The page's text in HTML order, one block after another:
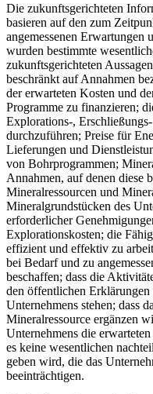
Die zukunftsgerichteten
basieren auf den zum
angemessenen Erwartungen
wurden bestimmte
zukunftsgerichteten
beschränkt auf Annahmen
der erwarteten Kosten und
Programme zu finanzieren;
Explorations-,
durchzuführen; Preise für
Lieferungen und
von Bohrprogrammen;
Annahmen, auf denen diese
Mineralressourcen und
Mineralgrundstücken des
erforderlicher
Explorationskosten; die
effizient und effektiv zu
bei Bedarf und zu
beschaffen; dass die
den öffentlichen
Unternehmens stehen; dass
Mineralressource ergänzen
Unternehmens die
es keine wesentlichen
geben wird, die das
beeinträchtigen.